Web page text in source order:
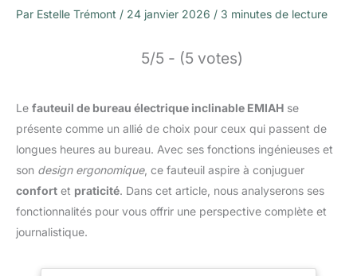
Par Estelle Trémont / 24 janvier 2026 / 3 minutes de lecture
5/5 - (5 votes)
Le fauteuil de bureau électrique inclinable EMIAH se
présente comme un allié de choix pour ceux qui passent de
longues heures au bureau. Avec ses fonctions ingénieuses et
son design ergonomique, ce fauteuil aspire à conjuguer
confort et praticité. Dans cet article, nous analyserons ses
fonctionnalités pour vous offrir une perspective complète et
journalistique.